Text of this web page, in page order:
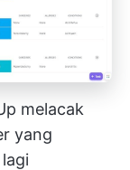
melacak
yang